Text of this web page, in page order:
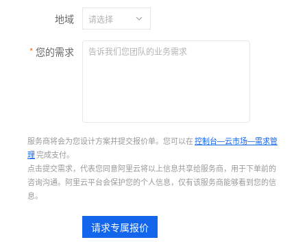
地域
您的需求
服务商将会为您设计方案并提交报价单。您可以在控制台—云市场—需求管
理完成支付。
点击提交需求，代表您同意阿里云将以上信息共享给服务商，用于下单前的
咨询沟通。阿里云平台会保护您的个人信息，仅有该服务商能够看到您的信
息。
请求专属报价